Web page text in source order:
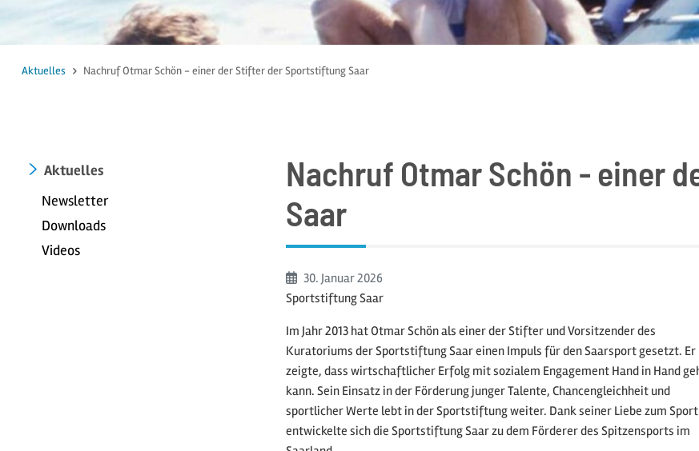
Aktuelles Nachruf Otmar Schön - einer der Stifter der Sportstiftung Saar
Aktuelles
Newsletter
Downloads
Videos
Nachruf Otmar Schön - einer
Saar
Beginn:
30. Januar2026
Sportstiftung Saar
Im Jahr 2013 hat Otmar Schön als einer der Stifter und Vorsitzender des
Kuratoriums der Sportstiftung Saar einen Impuls für den Saarsport gesetzt. Er
zeigte, dass wirtschaftlicher Erfolg mit sozialem Engagement Hand in Hand
kann. Sein Einsatz in der Förderung junger Talente, Chancengleichheit und
sportlicher Werte lebt in der Sportstiftung weiter. Dank seiner Liebe zum Sport
entwickelte sich die Sportstiftung Saar zu dem Förderer des Spitzensports im